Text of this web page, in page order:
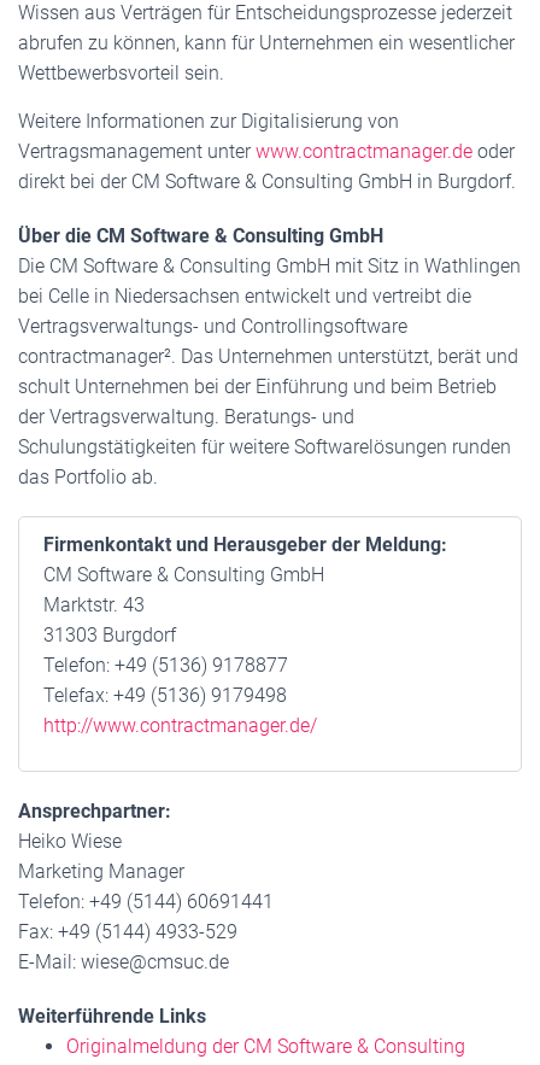
Wissen aus Verträgen für Entscheidungsprozesse jederzeit
abrufen zu können, kann für Unternehmen ein wesentlicher
Wettbewerbsvorteil sein.
Weitere Informationen zur Digitalisierung von
Vertragsmanagement unterwww.contractmanager.de oder
direkt bei der CM Software & Consulting GmbH in Burgdorf.
Über die CM Software & Consulting GmbH
Die CM Software & Consulting GmbH mit Sitz in Wathlingen
bei Celle in Niedersachsen entwickelt und vertreibt die
Vertragsverwaltungs- und Controllingsoftware
contractmanager². Das Unternehmen unterstützt, berät und
schult Unternehmen bei der Einführung und beim Betrieb
der Vertragsverwaltung. Beratungs- und
Schulungstätigkeiten für weitere Softwarelösungen runden
das Portfolio ab.
Firmenkontakt und Herausgeber der Meldung:
CM Software & Consulting GmbH
Marktstr. 43
31303 Burgdorf
Telefon: +49 (5136) 9178877
Telefax: +49 (5136) 9179498
http://www.contractmanager.de/
Ansprechpartner:
Heiko Wiese
Marketing Manager
Telefon: +49 (5144) 60691441
Fax: +49 (5144) 4933-529
E-Mail: wiese@cmsuc.de
Weiterführende Links
Originalmeldung der CM Software & Consulting